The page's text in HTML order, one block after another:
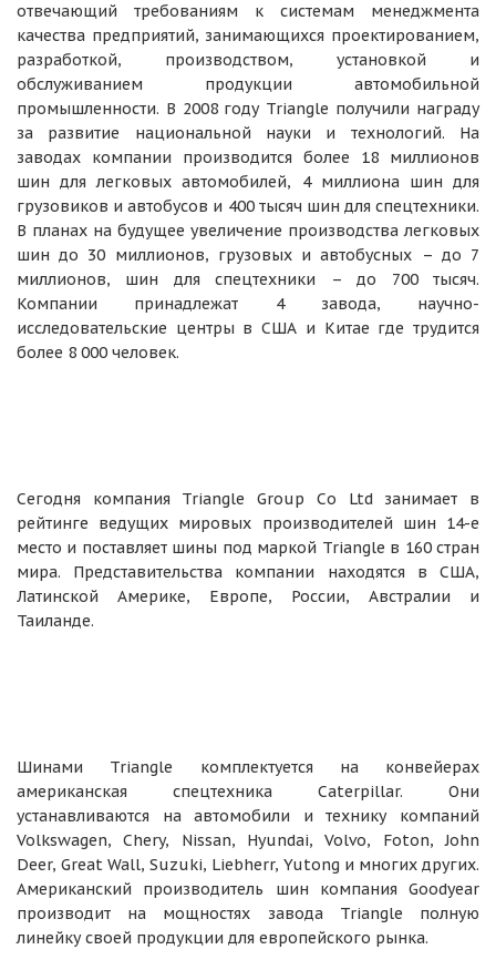
отвечающий требованиям к системам менеджмента
качества предприятий, занимающихся проектированием,
разработкой, производством, установкой и
обслуживанием продукции автомобильной
промышленности. В 2008 году Triangle получили награду
за развитие национальной науки и технологий. На
заводах компании производится более 18 миллионов
шин для легковых автомобилей, 4 миллиона шин для
грузовиков и автобусов и 400 тысяч шин для спецтехники.
В планах на будущее увеличение производства легковых
шин до 30 миллионов, грузовых и автобусных – до 7
миллионов, шин для спецтехники – до 700 тысяч.
Компании принадлежат 4 завода, научно-
исследовательские центры в США и Китае где трудится
более 8 000 человек.
Сегодня компания Triangle Group Co Ltd занимает в
рейтинге ведущих мировых производителей шин 14-е
место и поставляет шины под маркой Triangle в 160 стран
мира. Представительства компании находятся в США,
Латинской Америке, Европе, России, Австралии и
Таиланде.
Шинами Triangle комплектуется на конвейерах
американская спецтехника Caterpillar. Они
устанавливаются на автомобили и технику компаний
Volkswagen, Chery, Nissan, Hyundai, Volvo, Foton, John
Deer, Great Wall, Suzuki, Liebherr, Yutong и многих других.
Американский производитель шин компания Goodyear
производит на мощностях завода Triangle полную
линейку своей продукции для европейского рынка.